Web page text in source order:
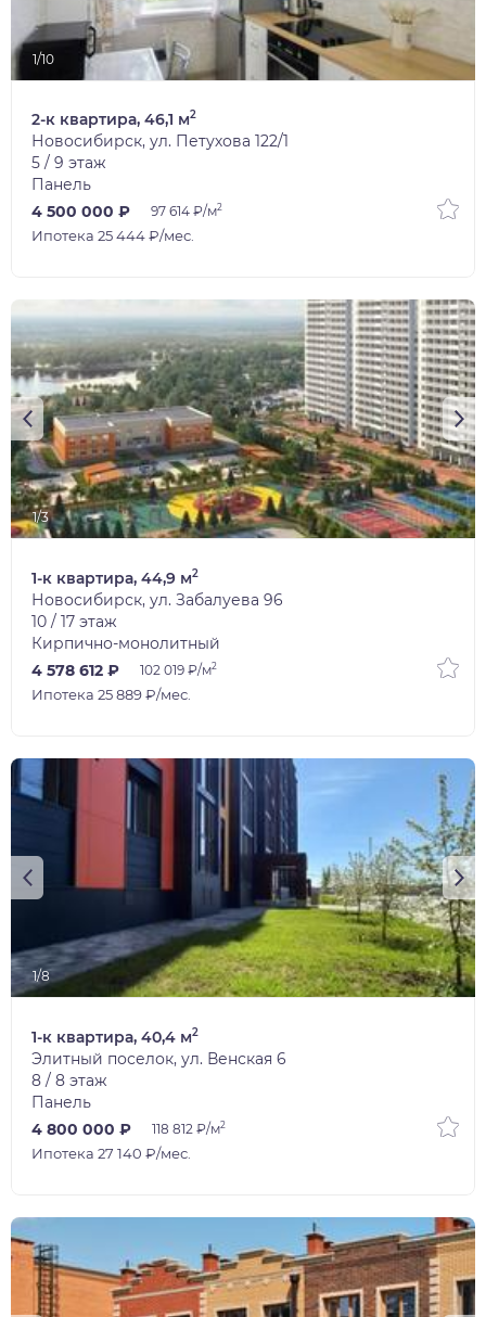
1/10
2-к квартира, 46,1 м2
Новосибирск, ул. Петухова 122/1
5 / 9 этаж
Панель
4 500 000 ₽
97 614 ₽/м2
Ипотека 25 444 ₽/мес.
1/3
1-к квартира, 44,9 м2
Новосибирск, ул. Забалуева 96
10 / 17 этаж
Кирпично-монолитный
4 578 612 ₽
102 019 ₽/м2
Ипотека 25 889 ₽/мес.
1/8
1-к квартира, 40,4 м2
Элитный поселок, ул. Венская 6
8 / 8 этаж
Панель
4 800 000 ₽
118 812 ₽/м2
Ипотека 27 140 ₽/мес.